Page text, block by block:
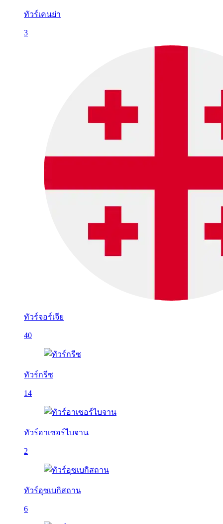
ทัวร์เคนย่า
3
ทัวร์จอร์เจีย
40
ทัวร์กรีซ
14
ทัวร์อาเซอร์ไบจาน
2
ทัวร์อุซเบกิสถาน
6